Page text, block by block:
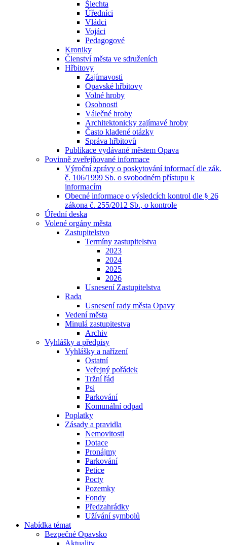
Šlechta
Úředníci
Vládci
Vojáci
Pedagogové
Kroniky
Členství města ve sdruženích
Hřbitovy
Zajímavosti
Opavské hřbitovy
Volné hroby
Osobnosti
Válečné hroby
Architektonicky zajímavé hroby
Často kladené otázky
Správa hřbitovů
Publikace vydávané městem Opava
Povinně zveřejňované informace
Výroční zprávy o poskytování informací dle zák.
č. 106/1999 Sb. o svobodném přístupu k
informacím
Obecné informace o výsledcích kontrol dle § 26
zákona č. 255/2012 Sb., o kontrole
Úřední deska
Volené orgány města
Zastupitelstvo
Termíny zastupitelstva
2023
2024
2025
2026
Usnesení Zastupitelstva
Rada
Usnesení rady města Opavy
Vedení města
Minulá zastupitestva
Archiv
Vyhlášky a předpisy
Vyhlášky a nařízení
Ostatní
Veřejný pořádek
Tržní řád
Psi
Parkování
Komunální odpad
Poplatky
Zásady a pravidla
Nemovitosti
Dotace
Pronájmy
Parkování
Petice
Pocty
Pozemky
Fondy
Předzahrádky
Užívání symbolů
Nabídka témat
Bezpečné Opavsko